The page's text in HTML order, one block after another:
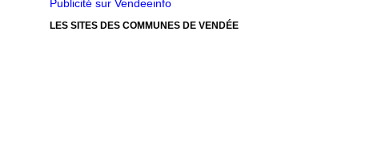
Publicité sur Vendeeinfo
LES SITES DES COMMUNES DE VENDÉE